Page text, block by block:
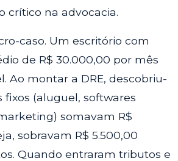
crítico na advocacia.
caso. Um escritório com
de R$ 30.000,00 por mês
Ao montar a DRE, descobriu-
fixos (aluguel, softwares
somavam R$
sobravam R$ 5.500,00
Quando entraram tributos e